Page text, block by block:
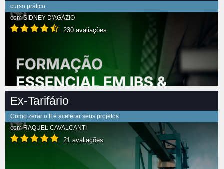
curso prático
comSIDNEY D'AGÁZIO
230 avaliações
Ex-Tarifário
Como zerar o II e acelerar seus projetos
comRAQUEL CAVALCANTI
21 avaliações